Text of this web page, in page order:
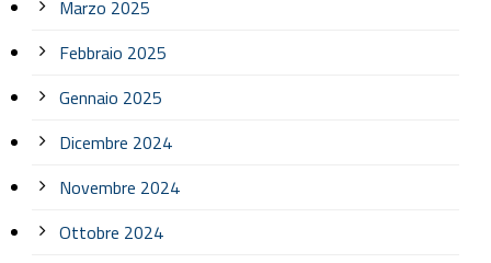
Marzo 2025
Febbraio 2025
Gennaio 2025
Dicembre 2024
Novembre 2024
Ottobre 2024